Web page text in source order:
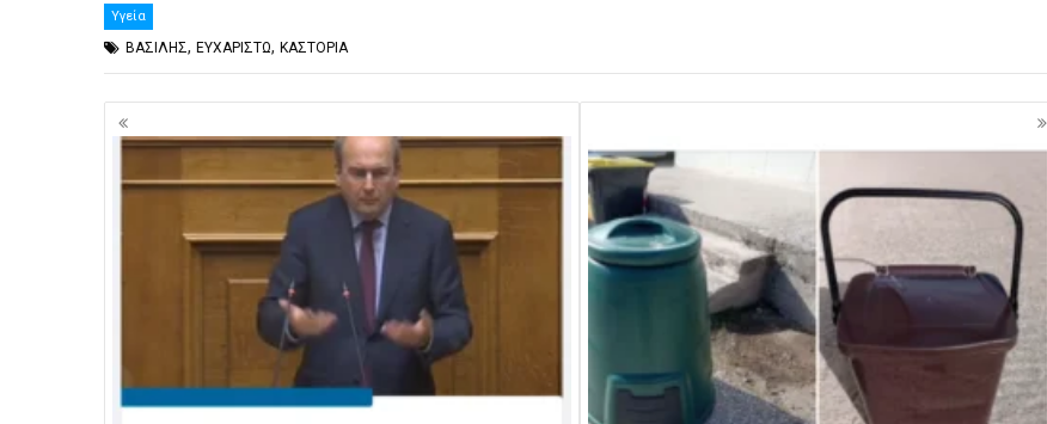
Υγεία
ΒΑΣΙΛΗΣ, ΕΥΧΑΡΙΣΤΩ, ΚΑΣΤΟΡΙΑ
Πλοήγηση
άρθρων